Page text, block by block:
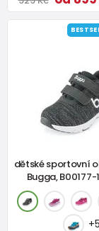
dětské sportovní
Bugga, B00177-
+5